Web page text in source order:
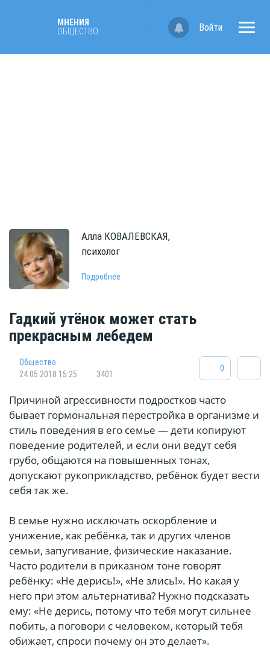
МНЕНИЯ
ОБЩЕСТВО
Войти
Алла КОВАЛЕВСКАЯ,
психолог
Подробнее
Гадкий утёнок может стать
прекрасным лебедем
Общество
24.05.2018 15:25
3401
0
Причиной агрессивности подростков часто
бывает гормональная перестройка в организме и
стиль поведения в его семье — дети копируют
поведение родителей, и если они ведут себя
грубо, общаются на повышенных тонах,
допускают рукоприкладство, ребёнок будет вести
себя так же.
В семье нужно исключать оскорбление и
унижение, как ребёнка, так и других членов
семьи, запугивание, физические наказание.
Часто родители в приказном тоне говорят
ребёнку: «Не дерись!», «Не злись!». Но какая у
него при этом альтернатива? Нужно подсказать
ему: «Не дерись, потому что тебя могут сильнее
побить, а поговори с человеком, который тебя
обижает, спроси почему он это делает».